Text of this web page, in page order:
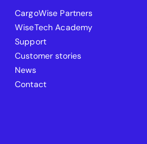
CargoWise Partners
WiseTech Academy
Support
Customer stories
News
Contact